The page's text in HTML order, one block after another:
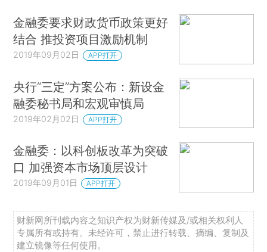
金融委要求财政货币政策更好
结合 推投资项目激励机制
2019年09月02日 APP打开
央行“三定”方案公布：新设金
融委秘书局和宏观审慎局
2019年02月02日 APP打开
金融委：以科创板改革为突破
口 加强资本市场顶层设计
2019年09月01日 APP打开
财新网所刊载内容之知识产权为财新传媒及/或相关权利人
专属所有或持有。未经许可，禁止进行转载、摘编、复制及
建立镜像等任何使用。